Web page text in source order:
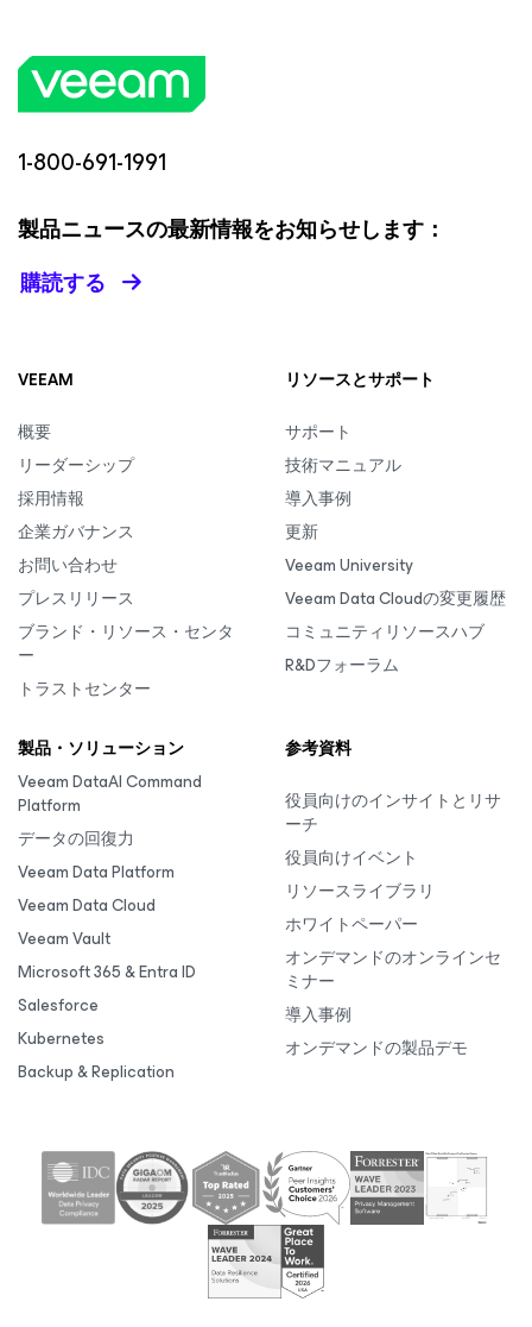
1-800-691-1991
製品ニュースの最新情報をお知らせします：
購読する
VEEAM
概要
リーダーシップ
採用情報
企業ガバナンス
お問い合わせ
プレスリリース
ブランド・リソース・センタ
ー
トラストセンター
リソースとサポート
サポート
技術マニュアル
導入事例
更新
Veeam University
Veeam Data Cloudの変更履歴
コミュニティリソースハブ
R&Dフォーラム
製品・ソリューション
Veeam DataAI Command
Platform
データの回復力
Veeam Data Platform
Veeam Data Cloud
Veeam Vault
Microsoft 365 & Entra ID
Salesforce
Kubernetes
Backup & Replication
参考資料
役員向けのインサイトとリサ
ーチ
役員向けイベント
リソースライブラリ
ホワイトペーパー
オンデマンドのオンラインセ
ミナー
導入事例
オンデマンドの製品デモ